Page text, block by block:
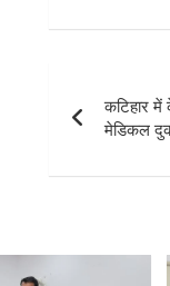
कटिहार में
मेडिकल